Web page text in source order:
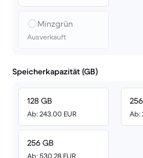
Minzgrün
Ausverkauft
Speicherkapazität (GB)
128 GB
Ab: 243.00 EUR
256 GB
Ab: 530.28 EUR
Ab: